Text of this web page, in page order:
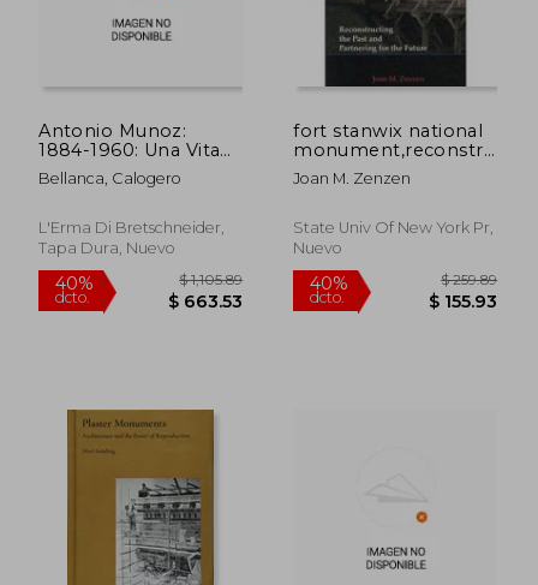
40%
dcto.
Antonio Munoz:
1884-1960: Una Vita
Per I Monumenti E
Per La Citta Di Roma
Bellanca, Calogero
L'Erma Di Bretschneider,
Tapa Dura, Nuevo
fort stanwix national
the past and
partnering for the
Joan M. Zenzen
State Univ Of New York Pr,
Nuevo